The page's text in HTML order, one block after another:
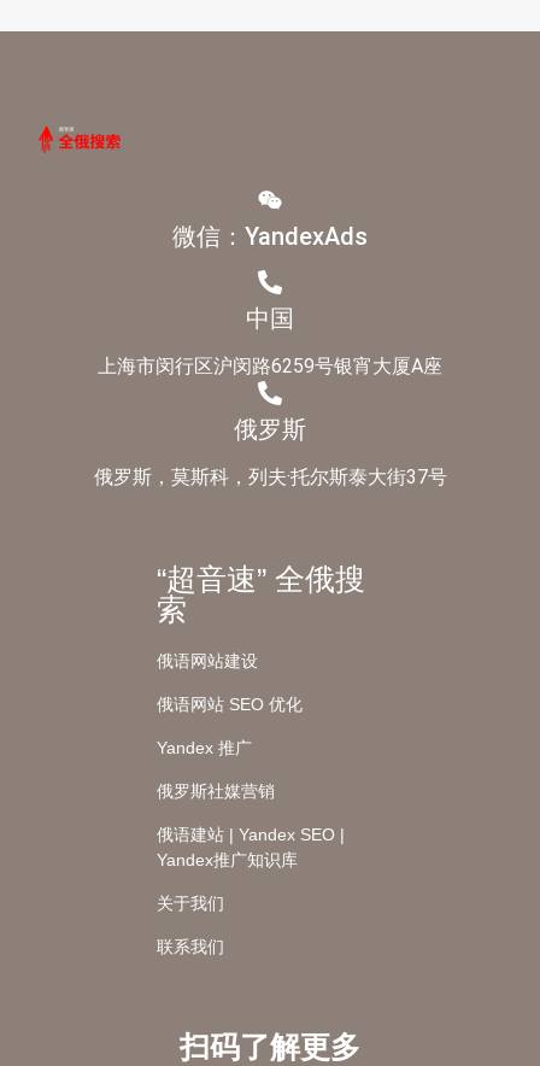
微信：YandexAds
中国
上海市闵行区沪闵路6259号银宵大厦A座
俄罗斯
俄罗斯，莫斯科，列夫·托尔斯泰大街37号
“超音速” 全俄搜
索
俄语网站建设
俄语网站 SEO 优化
Yandex 推广
俄罗斯社媒营销
俄语建站 | Yandex SEO |
Yandex推广知识库
关于我们
联系我们
扫码了解更多